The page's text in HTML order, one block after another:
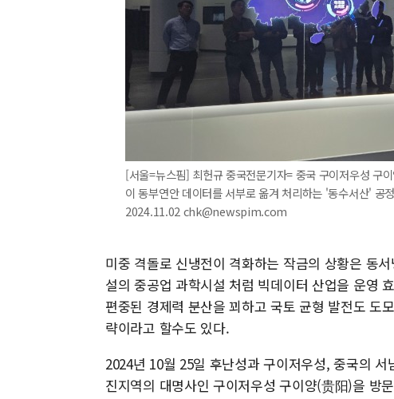
[서울=뉴스핌] 최헌규 중국전문기자= 중국 구이저우성 구
이 동부연안 데이터를 서부로 옮겨 처리하는 '동수서산'
2024.11.02 chk@newspim.com
미중 격돌로 신냉전이 격화하는 작금의 상황은 동
설의 중공업 과학시설 처럼 빅데이터 산업을 운영
편중된 경제력 분산을 꾀하고 국토 균형 발전도 도
략이라고 할수도 있다.
2024년 10월 25일 후난성과 구이저우성, 중국의
진지역의 대명사인 구이저우성 구이양(贵阳)을 방